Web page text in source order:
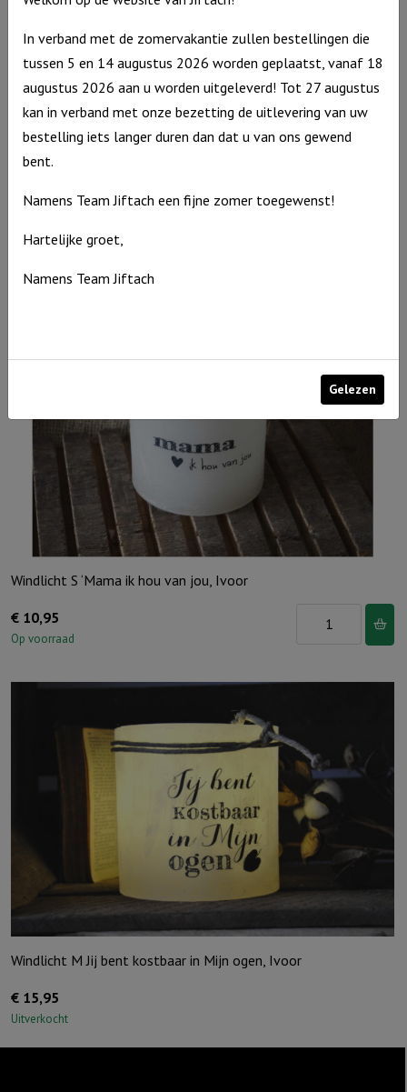
Windlicht S ‘Geloof, hoop & Liefde’, Ivoor
10,95
Liefde',
Ivoor
aantal
Windlicht S ‘Mama ik hou van jou, Ivoor
€ 10,95
Op voorraad
ik
van
jou,
Ivoor
aantal
Windlicht M Jij bent kostbaar in Mijn ogen, Ivoor
€ 15,95
Uitverkocht
In verband met de zomervakantie zullen bestellingen die
tussen 5 en 14 augustus 2026 worden geplaatst, vanaf 18
augustus 2026 aan u worden uitgeleverd! Tot 27 augustus
kan in verband met onze bezetting de uitlevering van uw
bestelling iets langer duren dan dat u van ons gewend
bent.
Namens Team Jiftach een fijne zomer toegewenst!
Hartelijke groet,
Namens Team Jiftach
Gelezen